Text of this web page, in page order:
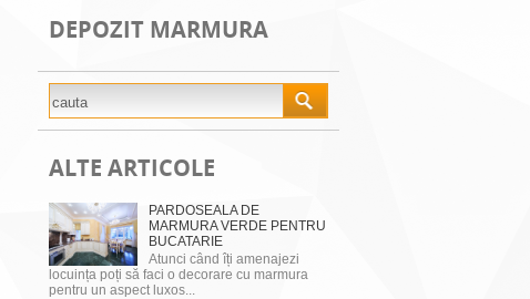
DEPOZIT MARMURA
ALTE ARTICOLE
PARDOSEALA DE
MARMURA VERDE PENTRU
BUCATARIE
Atunci când îți amenajezi
locuința poți să faci o decorare cu marmura
pentru un aspect luxos...